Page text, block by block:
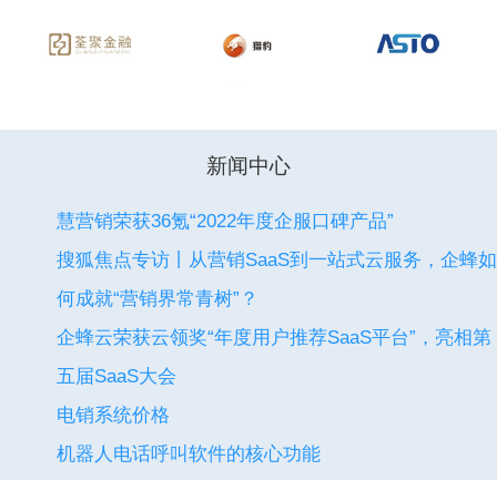
新闻中心
慧营销荣获36氪“2022年度企服口碑产品”
搜狐焦点专访丨从营销SaaS到一站式云服务，企蜂如
何成就“营销界常青树”？
企蜂云荣获云领奖“年度用户推荐SaaS平台”，亮相第
五届SaaS大会
电销系统价格
机器人电话呼叫软件的核心功能